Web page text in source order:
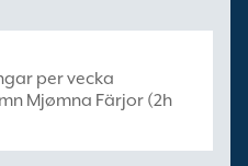
per vecka
Mjømna Färjor (2h